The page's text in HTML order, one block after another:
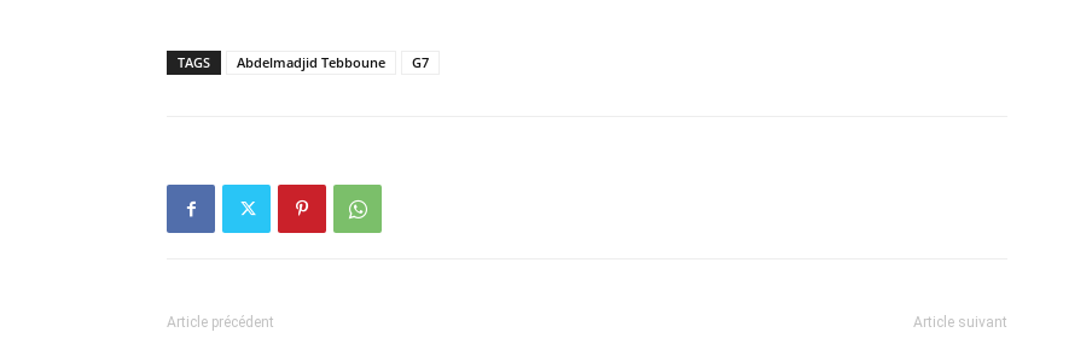
TAGS Abdelmadjid Tebboune G7
Article précédent Article suivant